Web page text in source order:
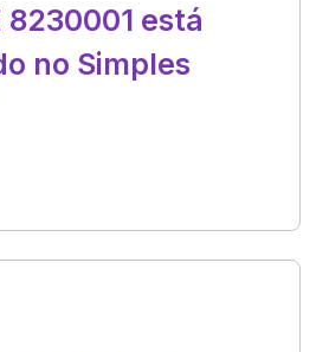
8230001 está
no Simples